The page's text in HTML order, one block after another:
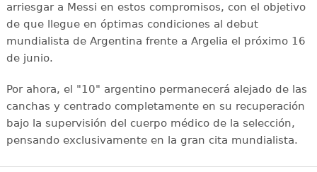
arriesgar a Messi en estos compromisos, con el objetivo
de que llegue en óptimas condiciones al debut
mundialista de Argentina frente a Argelia el próximo 16
de junio.
Por ahora, el "10" argentino permanecerá alejado de las
canchas y centrado completamente en su recuperación
bajo la supervisión del cuerpo médico de la selección,
pensando exclusivamente en la gran cita mundialista.